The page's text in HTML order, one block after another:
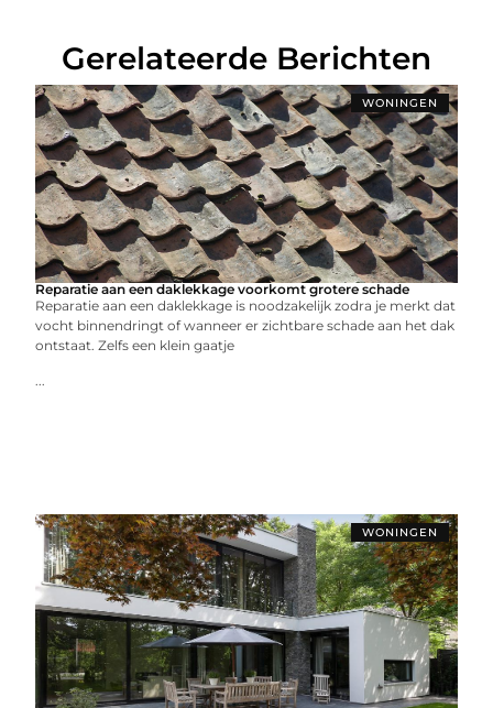
Gerelateerde Berichten
WONINGEN
Reparatie aan een daklekkage voorkomt grotere schade
Reparatie aan een daklekkage is noodzakelijk zodra je merkt dat
vocht binnendringt of wanneer er zichtbare schade aan het dak
ontstaat. Zelfs een klein gaatje
...
WONINGEN